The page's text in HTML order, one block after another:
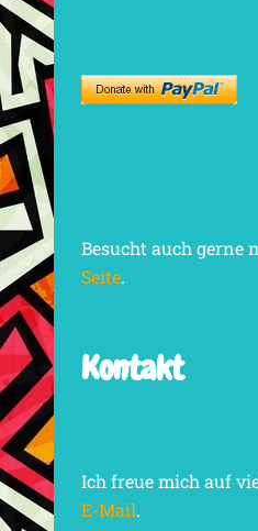
Besucht auch gerne
Seite.
Kontakt
Ich freue mich auf
E-Mail.